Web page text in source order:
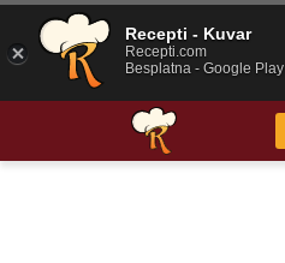
Recepti - Kuvar
Recepti.com
Besplatna - Google Play